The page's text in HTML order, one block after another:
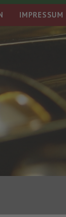
IMPRESSUM